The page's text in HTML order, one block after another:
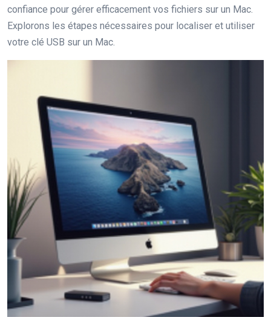
confiance pour gérer efficacement vos fichiers sur un Mac.
Explorons les étapes nécessaires pour localiser et utiliser
votre clé USB sur un Mac.